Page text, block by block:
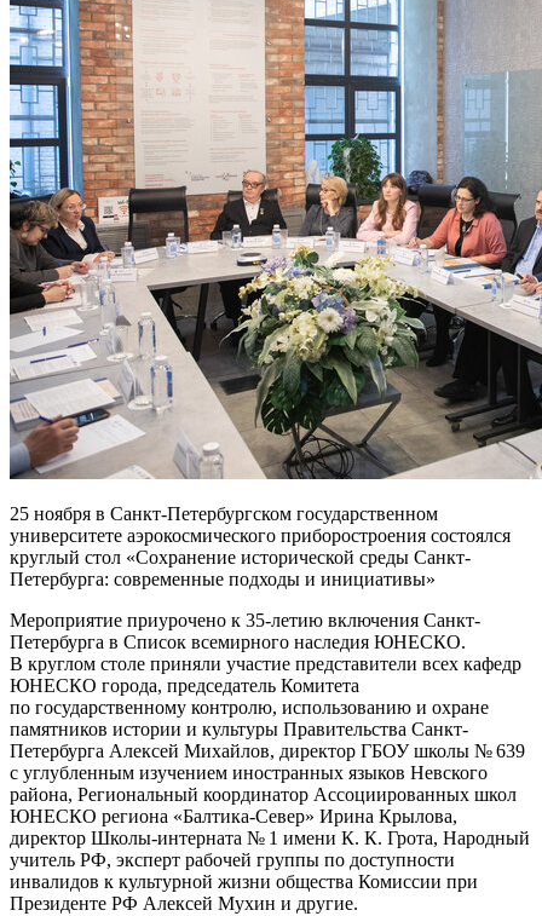
25 ноября в Санкт-Петербургском государственном
университете аэрокосмического приборостроения состоялся
круглый стол «Сохранение исторической среды Санкт-
Петербурга: современные подходы и инициативы»
Мероприятие приурочено к 35-летию включения Санкт-
Петербурга в Список всемирного наследия ЮНЕСКО.
В круглом столе приняли участие представители всех кафедр
ЮНЕСКО города, председатель Комитета
по государственному контролю, использованию и охране
памятников истории и культуры Правительства Санкт-
Петербурга Алексей Михайлов, директор ГБОУ школы № 639
с углубленным изучением иностранных языков Невского
района, Региональный координатор Ассоциированных школ
ЮНЕСКО региона «Балтика-Север» Ирина Крылова,
директор Школы-интерната № 1 имени К. К. Грота, Народный
учитель РФ, эксперт рабочей группы по доступности
инвалидов к культурной жизни общества Комиссии при
Президенте РФ Алексей Мухин и другие.